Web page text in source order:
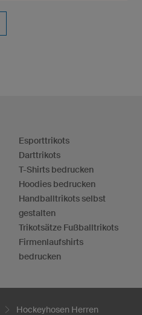
Esporttrikots
Darttrikots
T-Shirts bedrucken
Hoodies bedrucken
Handballtrikots selbst
gestalten
Trikotsätze Fußballtrikots
Firmenlaufshirts
bedrucken
Hockeyhosen Herren